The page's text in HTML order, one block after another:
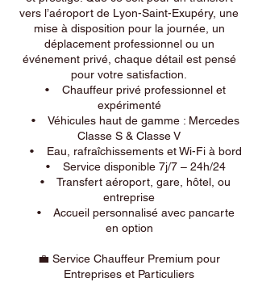
vers l’aéroport de Lyon-Saint-Exupéry, une
mise à disposition pour la journée, un
déplacement professionnel ou un
événement privé, chaque détail est pensé
pour votre satisfaction.
• Chauffeur privé professionnel et
expérimenté
• Véhicules haut de gamme : Mercedes
Classe S & Classe V
• Eau, rafraîchissements et Wi-Fi à bord
• Service disponible 7j/7 – 24h/24
• Transfert aéroport, gare, hôtel, ou
entreprise
• Accueil personnalisé avec pancarte
en option
💼 Service Chauffeur Premium pour
Entreprises et Particuliers